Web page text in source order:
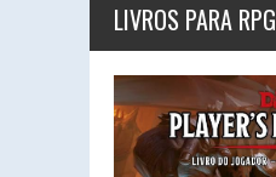
LIVROS PARA RPG